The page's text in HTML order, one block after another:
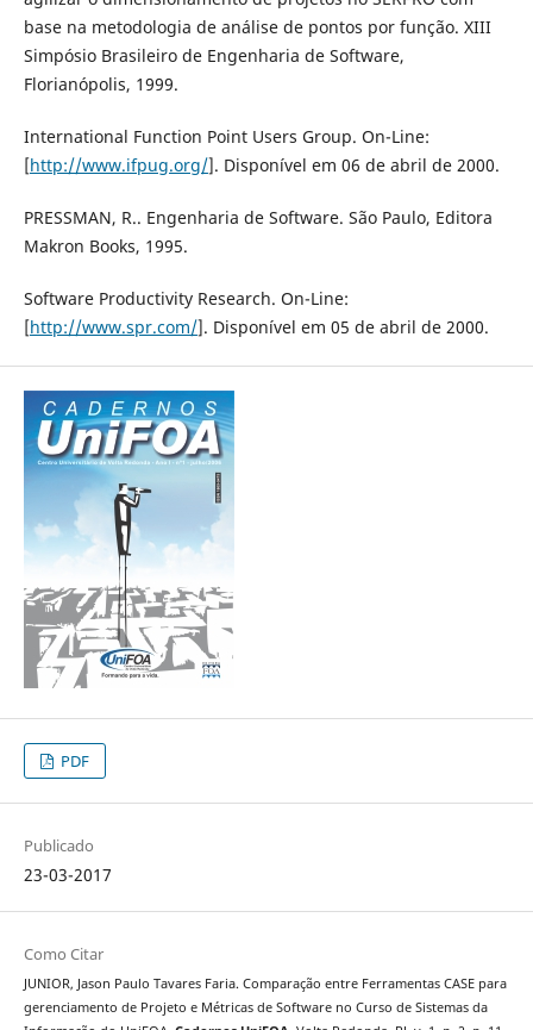
base na metodologia de análise de pontos por função. XIII
Simpósio Brasileiro de Engenharia de Software,
Florianópolis, 1999.
International Function Point Users Group. On-Line:
[http://www.ifpug.org/]. Disponível em 06 de abril de 2000.
PRESSMAN, R.. Engenharia de Software. São Paulo, Editora
Makron Books, 1995.
Software Productivity Research. On-Line:
[http://www.spr.com/]. Disponível em 05 de abril de 2000.
PDF
Publicado
23-03-2017
Como Citar
JUNIOR, Jason Paulo Tavares Faria. Comparação entre Ferramentas CASE para
gerenciamento de Projeto e Métricas de Software no Curso de Sistemas da